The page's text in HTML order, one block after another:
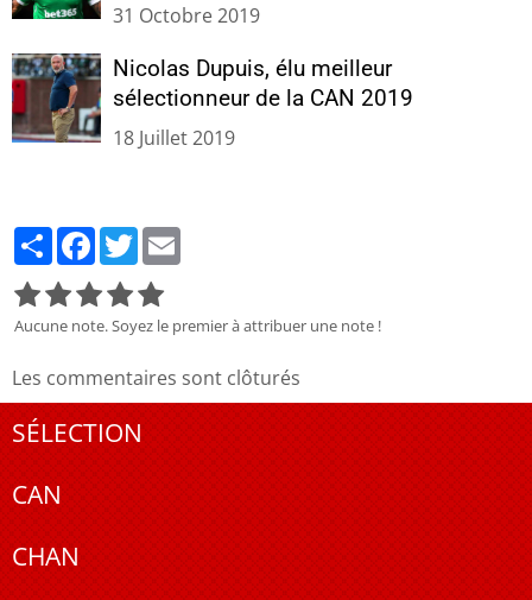
31 Octobre 2019
Nicolas Dupuis, élu meilleur
sélectionneur de la CAN 2019
18 Juillet 2019
PartagerFacebook
Twitter
Aucune note. Soyez le premier à attribuer une note !
Les commentaires sont clôturés
SÉLECTION
CAN
CHAN